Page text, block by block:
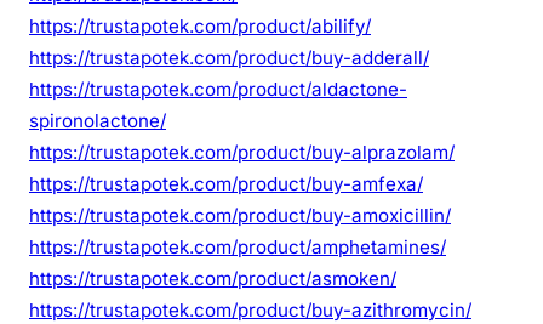
https://trustapotek.com/product/abilify/
https://trustapotek.com/product/buy-adderall/
https://trustapotek.com/product/aldactone-
spironolactone/
https://trustapotek.com/product/buy-alprazolam/
https://trustapotek.com/product/buy-amfexa/
https://trustapotek.com/product/buy-amoxicillin/
https://trustapotek.com/product/amphetamines/
https://trustapotek.com/product/asmoken/
https://trustapotek.com/product/buy-azithromycin/